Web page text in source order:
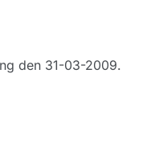
den 31-03-2009.